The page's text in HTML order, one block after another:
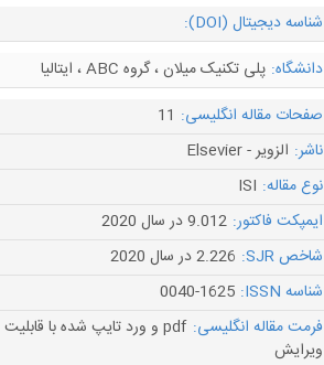
شناسه دیجیتال (DOI):
دانشگاه: پلی تکنیک میلان ، گروه ABC ، ​​ایتالیا
صفحات مقاله انگلیسی: 11
ناشر: الزویر - Elsevier
نوع مقاله: ISI
ایمپکت فاکتور: 9.012 در سال 2020
شاخص SJR:
2.226 در سال 2020
شناسه ISSN:
0040-1625
فرمت مقاله انگلیسی:
pdf و ورد تایپ شده با قابلیت
ویرایش